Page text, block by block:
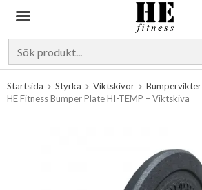
Startsida Styrka Viktskivor
Bumpervikter
HE Fitness Bumper Plate HI-TEMP – Viktskiva